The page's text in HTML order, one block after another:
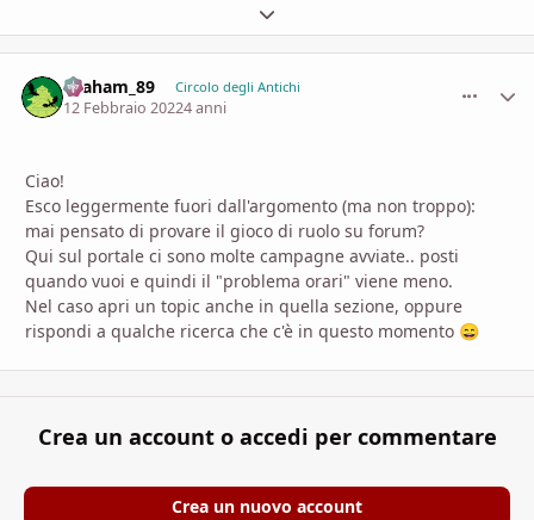
Espandi panoramica del topic
Graham_89 Circolo degli Antichi
12 Febbraio 20224 anni
Ciao!
Esco leggermente fuori dall'argomento (ma non troppo):
mai pensato di provare il gioco di ruolo su forum?
Qui sul portale ci sono molte campagne avviate.. posti
quando vuoi e quindi il "problema orari" viene meno.
Nel caso apri un topic anche in quella sezione, oppure
rispondi a qualche ricerca che c'è in questo momento 😄
Crea un account o accedi per commentare
Crea un nuovo account